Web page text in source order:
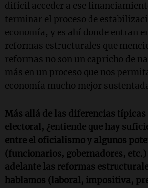
difícil acceder a ese
terminar el proceso de
economía, y es ahí donde entran
reformas estructurales que
reformas no son un capricho de
más en un proceso que nos
economía mucho mejor
Más allá de las diferencias típicas
electoral, ¿entiende que hay
entre el oficialismo y algunos
(funcionarios, gobernadores,
adelante las reformas
hablamos (laboral, impositiva,